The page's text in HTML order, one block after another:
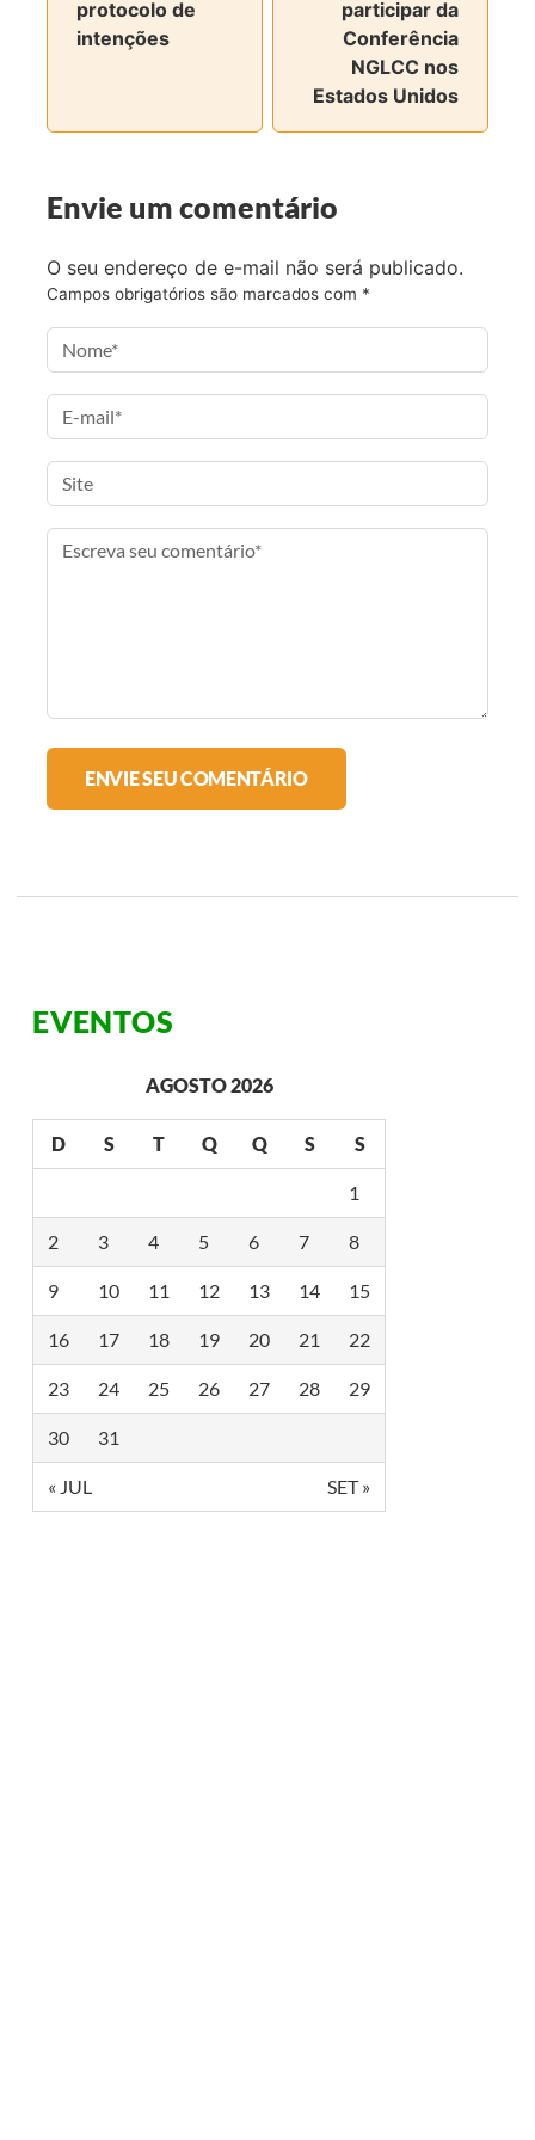
h
a
o
c
b
o
o
k
h
a
o
i
t
e
r
h
a
o
s
a
g
r
i
-
a
i
l
protocolo de
intenções
participar da
Conferência
NGLCC nos
Estados Unidos
Envie um comentário
O seu endereço de e-mail não será publicado.
Campos obrigatórios são marcados com *
EVENTOS
AGOSTO 2026
D S T Q Q S S
1
2 3 4 5 6 7 8
9 10 11 12 13 14 15
16 17 18 19 20 21 22
23 24 25 26 27 28 29
30 31
« JUL SET »